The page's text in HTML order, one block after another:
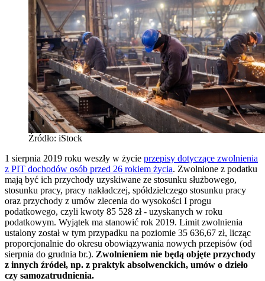
Źródło: iStock
1 sierpnia 2019 roku weszły w życie przepisy dotyczące zwolnienia
z PIT dochodów osób przed 26 rokiem życia. Zwolnione z podatku
mają być ich przychody uzyskiwane ze stosunku służbowego,
stosunku pracy, pracy nakładczej, spółdzielczego stosunku pracy
oraz przychody z umów zlecenia do wysokości I progu
podatkowego, czyli kwoty 85 528 zł - uzyskanych w roku
podatkowym. Wyjątek ma stanowić rok 2019. Limit zwolnienia
ustalony został w tym przypadku na poziomie 35 636,67 zł, licząc
proporcjonalnie do okresu obowiązywania nowych przepisów (od
sierpnia do grudnia br.). Zwolnieniem nie będą objęte przychody
z innych źródeł, np. z praktyk absolwenckich, umów o dzieło
czy samozatrudnienia.